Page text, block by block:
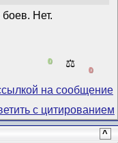
Нет.
0 ⚖️
0
^